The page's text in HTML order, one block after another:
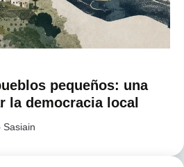
pequeños: una
la democracia local
Sasiain